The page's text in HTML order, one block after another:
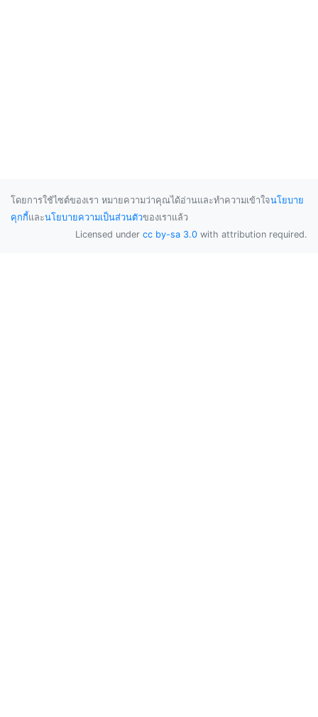
โดยการใช้ไซต์ของเรา หมายความว่าคุณได้อ่านและทำความเข้าใจนโยบาย
คุกกี้และนโยบายความเป็นส่วนตัวของเราแล้ว
Licensed under cc by-sa 3.0 with attribution required.